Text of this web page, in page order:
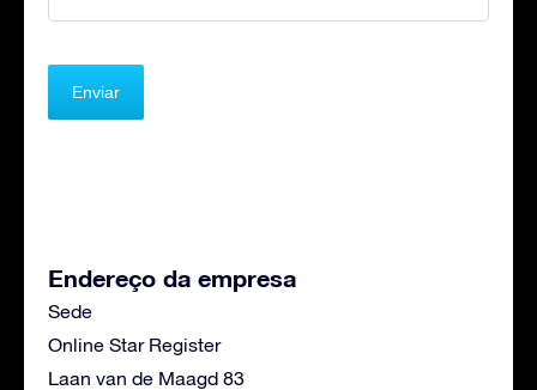
Endereço da empresa
Sede
Online Star Register
Laan van de Maagd 83